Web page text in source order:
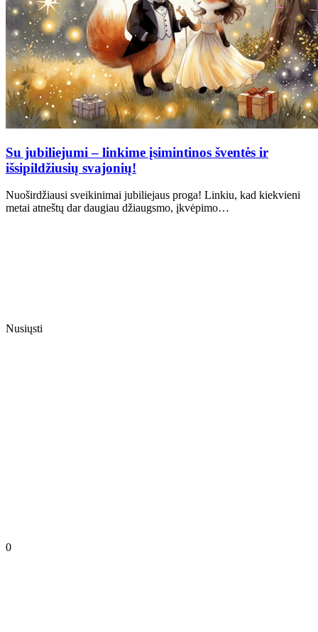
Su jubiliejumi – linkime įsimintinos šventės ir
išsipildžiusių svajonių!
Nuoširdžiausi sveikinimai jubiliejaus proga! Linkiu, kad kiekvieni
metai atneštų dar daugiau džiaugsmo, įkvėpimo…
Nusiųsti
0